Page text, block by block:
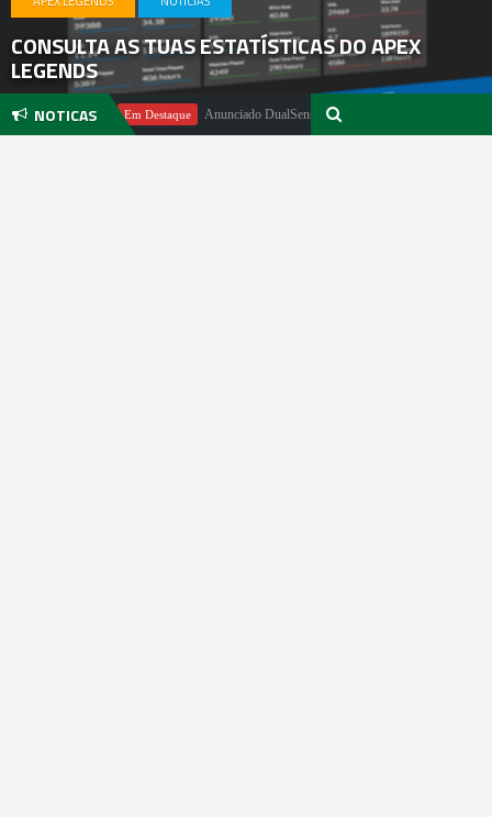
CONSULTA AS TUAS ESTATÍSTICAS DO APEX
LEGENDS
NOTICASEm Destaque Anunciado DualSense The Last of Us Limited Edition